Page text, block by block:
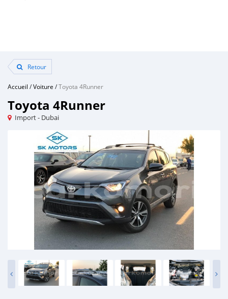
Retour
Accueil /Voiture /Toyota 4Runner
Toyota 4Runner
Import - Dubai